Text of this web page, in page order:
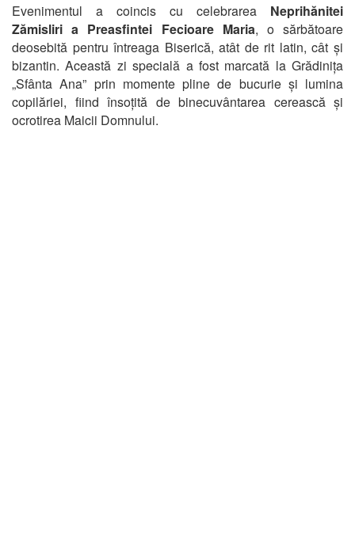
Evenimentul a coincis cu celebrarea Neprihănitei
Zămisliri a Preasfintei Fecioare Maria, o sărbătoare
deosebită pentru întreaga Biserică, atât de rit latin, cât și
bizantin. Această zi specială a fost marcată la Grădinița
„Sfânta Ana” prin momente pline de bucurie și lumina
copilăriei, fiind însoțită de binecuvântarea cerească și
ocrotirea Maicii Domnului.